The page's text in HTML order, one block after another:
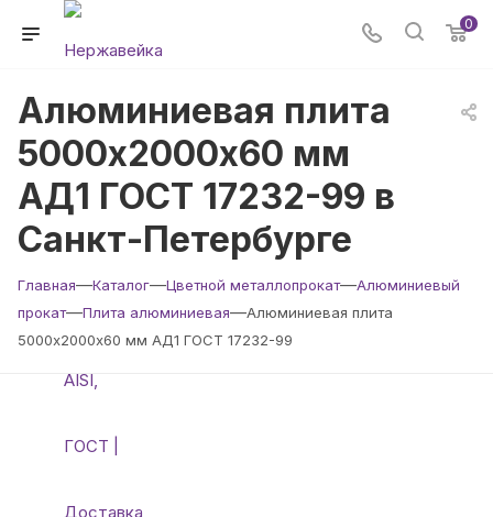
0
Алюминиевая плита
5000х2000х60 мм
АД1 ГОСТ 17232-99 в
Санкт-Петербурге
Главная—Каталог—Цветной металлопрокат—Алюминиевый
прокат—Плита алюминиевая—Алюминиевая плита
5000х2000х60 мм АД1 ГОСТ 17232-99